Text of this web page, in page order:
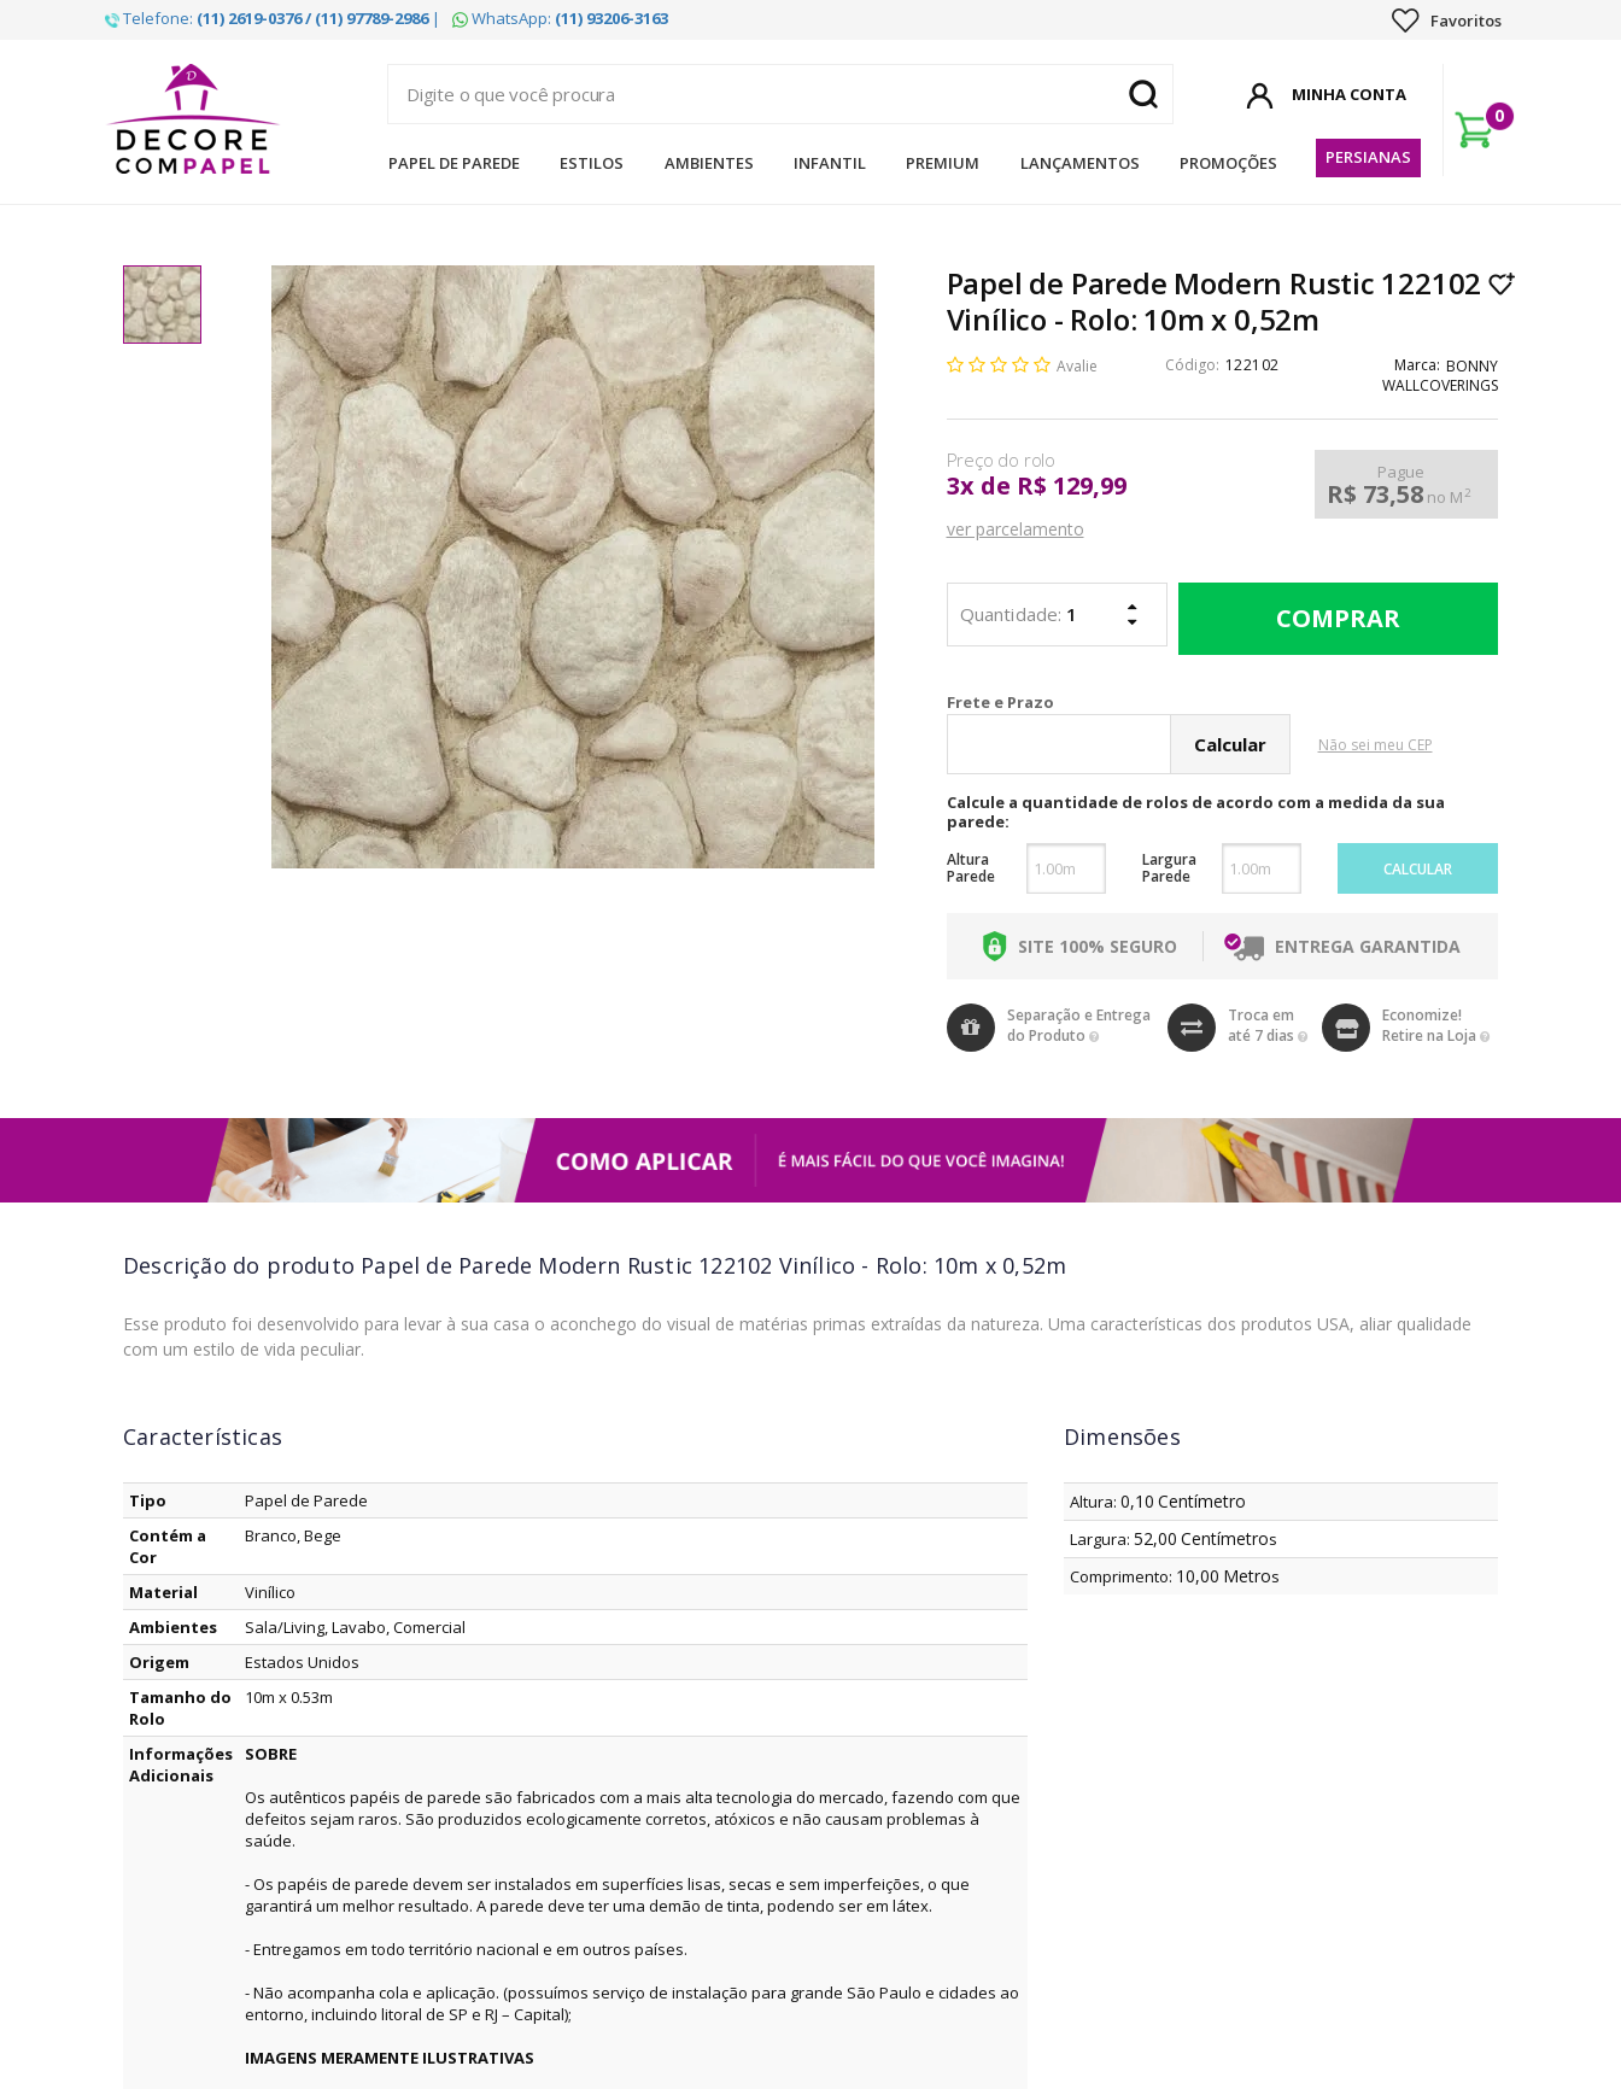
Telefone: (11) 2619-0376 / (11) 97789-2986| WhatsApp: (11) 93206-3163 Favoritos
PAPEL DE PAREDE ESTILOS AMBIENTES INFANTIL PREMIUM LANÇAMENTOS PROMOÇÕES PERSIANAS
0
Decore
com
papel
pioneira
em
Internet
Papel de Parede Modern Rustic 122102
Vinílico - Rolo: 10m x 0,52m
Avalie 122102
BONNY
WALLCOVERINGS
3xde R$ 129,99 Pague
R$ 73,58 no M2
ver parcelamento
Não sei meu CEP
Calcule a quantidade de rolos de acordo com a medida da sua
parede:
Altura
Parede
Largura
Parede
CALCULAR
SITE 100% SEGURO ENTREGA GARANTIDA
Separação e Entrega
do Produto
Troca em
até 7 dias
Economize!
Retire na Loja
Descrição do produto Papel de Parede Modern Rustic 122102 Vinílico - Rolo: 10m x 0,52m
Esse produto foi desenvolvido para levar à sua casa o aconchego do visual de matérias primas extraídas da natureza. Uma características dos produtos USA, aliar qualidade
com um estilo de vida peculiar.
Características
Tipo
Papel de Parede
Contém a
Cor
Branco, Bege
Material
Vinílico
Ambientes
Sala/Living, Lavabo, Comercial
Origem
Estados Unidos
Tamanho do
Rolo
10m x 0.53m
Informações
Adicionais
SOBRE
Os autênticos papéis de parede são fabricados com a mais alta tecnologia do mercado, fazendo com que
defeitos sejam raros. São produzidos ecologicamente corretos, atóxicos e não causam problemas à
saúde.
- Os papéis de parede devem ser instalados em superfícies lisas, secas e sem imperfeições, o que
garantirá um melhor resultado. A parede deve ter uma demão de tinta, podendo ser em látex.
- Entregamos em todo território nacional e em outros países.
- Não acompanha cola e aplicação. (possuímos serviço de instalação para grande São Paulo e cidades ao
entorno, incluindo litoral de SP e RJ – Capital);
IMAGENS MERAMENTE ILUSTRATIVAS
Dimensões
Altura: 0,10 Centímetro
Largura: 52,00 Centímetros
Comprimento: 10,00 Metros